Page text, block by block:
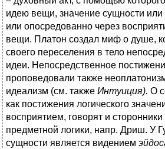
идею вещи, значение сущности или
или опосредованно через
вещи. Платон создал миф о душе,
своего переселения в тело
идеи. Непосредственное
проповедовали также
идеализм (см. также Интуиция). О
как постижения логического
восприятием, говорят и
предметной логики, напр. Дриш. У
сущности является видением